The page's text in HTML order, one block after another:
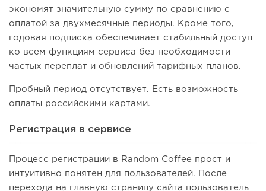
экономят значительную сумму по сравнению с
оплатой за двухмесячные периоды. Кроме того,
годовая подписка обеспечивает стабильный доступ
ко всем функциям сервиса без необходимости
частых переплат и обновлений тарифных планов.
Пробный период отсутствует. Есть возможность
оплаты российскими картами.
Регистрация в сервисе
Процесс регистрации в Random Coffee прост и
интуитивно понятен для пользователей. После
перехода на главную страницу сайта пользователь